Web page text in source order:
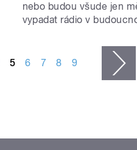
nebo budou všude jen
vypadat rádio v
5 6 7 8 9